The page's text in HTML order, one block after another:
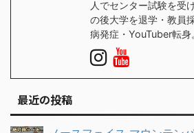
人でセンター試験を受
の後大学を退学・教員
病発症・YouTuber転身
最近の投稿